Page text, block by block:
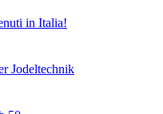
in Italia!
Jodeltechnik